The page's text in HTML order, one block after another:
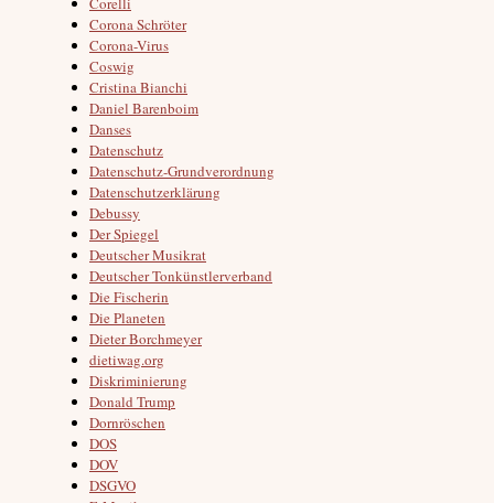
Corona Schröter
Corona-Virus
Coswig
Cristina Bianchi
Daniel Barenboim
Danses
Datenschutz
Datenschutz-Grundverordnung
Datenschutzerklärung
Debussy
Der Spiegel
Deutscher Musikrat
Deutscher Tonkünstlerverband
Die Fischerin
Die Planeten
Dieter Borchmeyer
dietiwag.org
Diskriminierung
Donald Trump
Dornröschen
DOS
DOV
DSGVO